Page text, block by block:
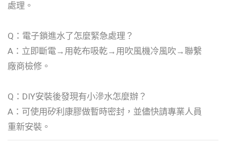
處理。
Q：電子鎖進水了怎麼緊急處理？
A：立即斷電→用乾布吸乾→用吹風機冷風吹→聯繫
廠商檢修。
Q：DIY安裝後發現有小滲水怎麼辦？
A：可使用矽利康膠做暫時密封，並儘快請專業人員
重新安裝。